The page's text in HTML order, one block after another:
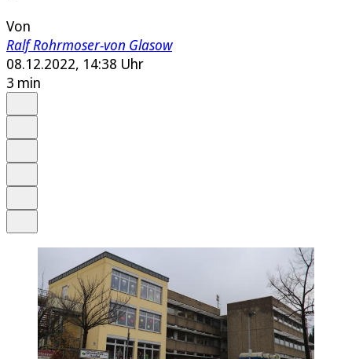
Von
Ralf Rohrmoser-von Glasow
08.12.2022, 14:38 Uhr
3 min